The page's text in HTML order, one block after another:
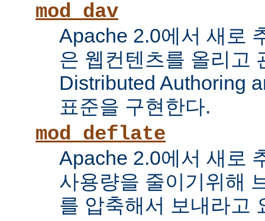
mod_dav
Apache 2.0에서 새로
은 웹컨텐츠를 올리고
Distributed Authoring
표준을 구현한다.
mod_deflate
Apache 2.0에서 새로
사용량을 줄이기위해
를 압축해서 보내라고